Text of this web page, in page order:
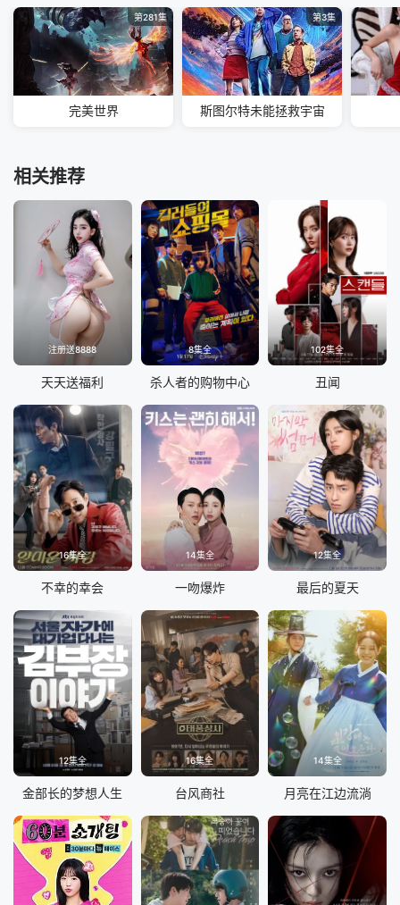
第281集
完美世界
第3集
斯图尔特未能拯救宇宙
相关推荐
注册送8888
天天送福利
8集全
杀人者的购物中心
102集全
丑闻
16集全
不幸的幸会
14集全
一吻爆炸
12集全
最后的夏天
12集全
金部长的梦想人生
16集全
台风商社
14集全
月亮在江边流淌